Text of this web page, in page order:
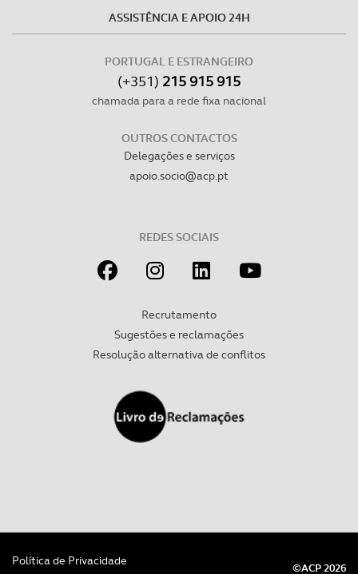
ASSISTÊNCIA E APOIO 24H
PORTUGAL E ESTRANGEIRO
(+351) 215 915 915
chamada para a rede fixa nacional
OUTROS CONTACTOS
Delegações e serviços
apoio.socio@acp.pt
REDES SOCIAIS
Recrutamento
Sugestões e reclamações
Resolução alternativa de conflitos
Política de Privacidade
©ACP 2026